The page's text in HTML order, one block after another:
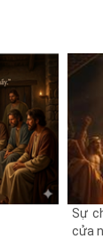
Sự
cửa